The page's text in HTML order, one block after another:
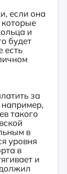
если она
которые
и
будет
есть
за
например,
такого
в
уровня
в
и